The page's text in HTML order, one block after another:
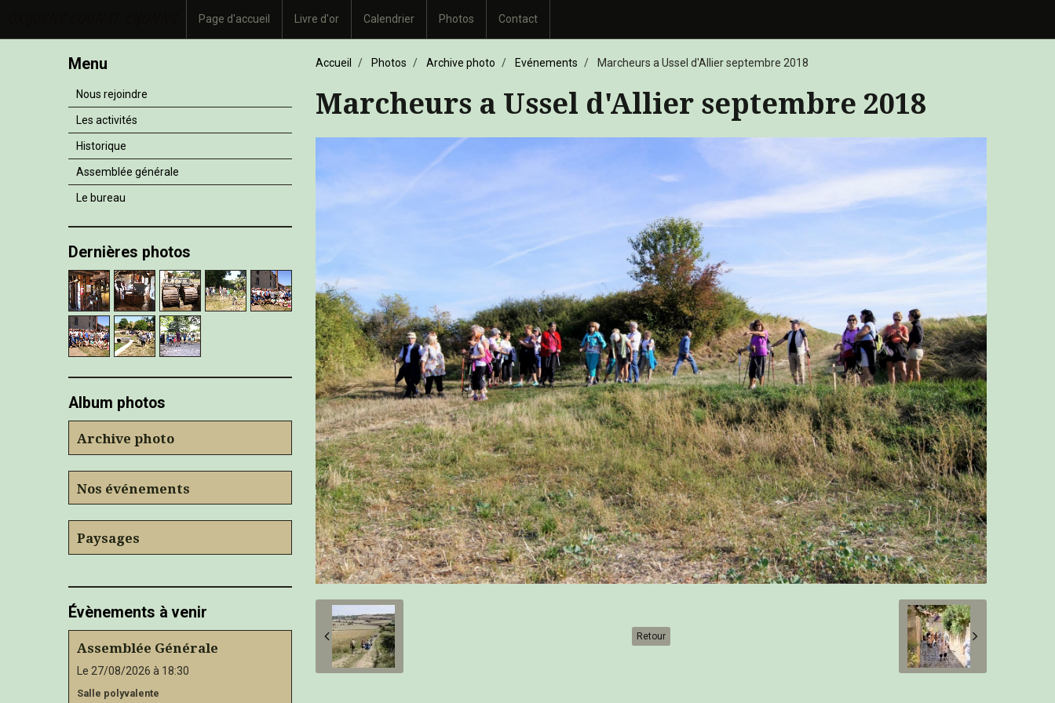
Page d'accueil Livre d'or Calendrier Photos Contact
Accueil Photos Archive photo Evénements Marcheurs a Ussel d'Allier septembre 2018
Marcheurs a Ussel d'Allier septembre 2018
Retour
Menu
Nous rejoindre
Les activités
Historique
Assemblée générale
Le bureau
Dernières photos
Album photos
Archive photo
Nos événements
Paysages
Évènements à venir
Assemblée Générale
Le 27/08/2026 à 18:30
Salle polyvalente